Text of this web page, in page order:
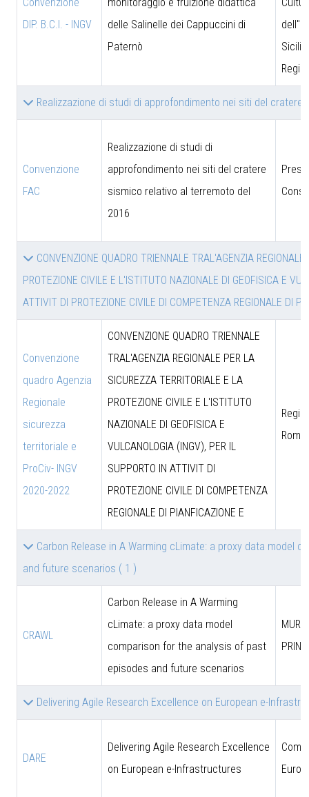
DIP. B.C.I. - INGV
delle Salinelle dei Cappuccini di
Paternò
Realizzazione di studi di approfondimento nei siti del
Convenzione
FAC
Realizzazione di studi di
approfondimento nei siti del cratere
sismico relativo al terremoto del
2016
CONVENZIONE QUADRO TRIENNALE TRAL'AGENZIA
PROTEZIONE CIVILE E L'ISTITUTO NAZIONALE DI GEOFISICA E
ATTIVIT DI PROTEZIONE CIVILE DI COMPETENZA REGIONALE DI
Convenzione
quadro Agenzia
Regionale
sicurezza
territoriale e
ProCiv- INGV
2020-2022
CONVENZIONE QUADRO TRIENNALE
TRAL'AGENZIA REGIONALE PER LA
SICUREZZA TERRITORIALE E LA
PROTEZIONE CIVILE E L'ISTITUTO
NAZIONALE DI GEOFISICA E
VULCANOLOGIA (INGV), PER IL
SUPPORTO IN ATTIVIT DI
PROTEZIONE CIVILE DI COMPETENZA
REGIONALE DI PIANFICAZIONE E
Carbon Release in A Warming cLimate: a proxy data model
and future scenarios ( 1 )
CRAWL
Carbon Release in A Warming
cLimate: a proxy data model
comparison for the analysis of past
episodes and future scenarios
MUR
PRIN)
Delivering Agile Research Excellence on European e-
DARE
Delivering Agile Research Excellence
on European e-Infrastructures